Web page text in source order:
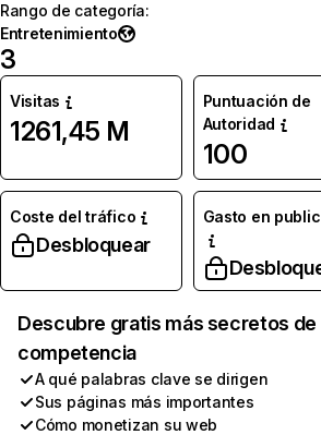
Rango de categoría:
Entretenimiento
3
Visitas
1261,45 M
Puntuación de
Autoridad
100
Coste del tráfico
Desbloquear
Gasto en
Descubre gratis más secretos de
competencia
A qué palabras clave se dirigen
Sus páginas más importantes
Cómo monetizan su web